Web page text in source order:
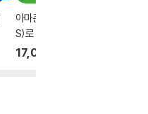
아마존 웹 서비스(AW
S)로 시작하는 데브옵
스 (AWS DevOps Di
17,000